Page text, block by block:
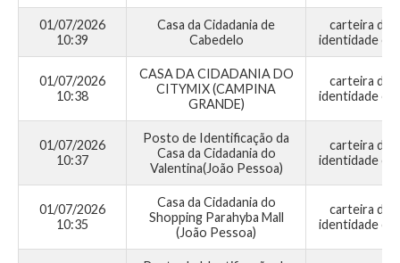
01/07/2026
10:39
Casa da Cidadania de
Cabedelo
carteira de
identidade
01/07/2026
10:38
CASA DA CIDADANIA DO
CITYMIX (CAMPINA
GRANDE)
carteira de
identidade
01/07/2026
10:37
Posto de Identificação da
Casa da Cidadania do
Valentina(João Pessoa)
carteira de
identidade
01/07/2026
10:35
Casa da Cidadania do
Shopping Parahyba Mall
(João Pessoa)
carteira de
identidade